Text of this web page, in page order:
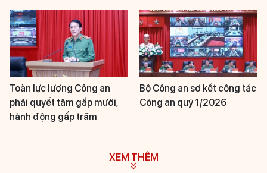
Toàn lực lượng Công an
phải quyết tâm gấp mười,
hành động gấp trăm
Bộ Công an sơ kết công tác
Công an quý 1/2026
XEM THÊM